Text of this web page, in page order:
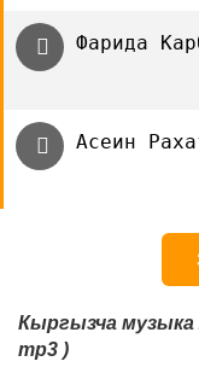
Фарида
Асеин
Кыргызча
mp3 )